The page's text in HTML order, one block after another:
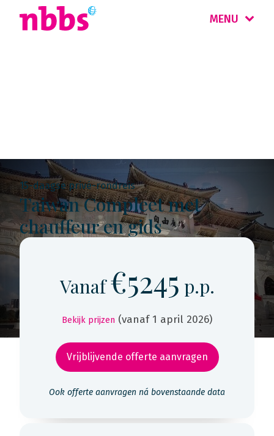
MENU
15-daagse privé-rondreis
Taiwan Compleet met
chauffeur en gids
Vanaf€5245 p.p.
Bekijk prijzen (vanaf 1 april 2026)
Vrijblijvende offerte aanvragen
Ook offerte aanvragen ná bovenstaande data